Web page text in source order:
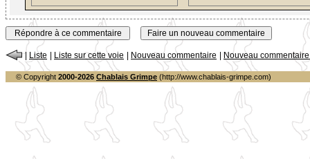
| Liste Liste sur cette voie Nouveau commentaire Nouveau
© Copyright 2000-2026 Chablais Grimpe (http://www.chablais-grimpe.com)